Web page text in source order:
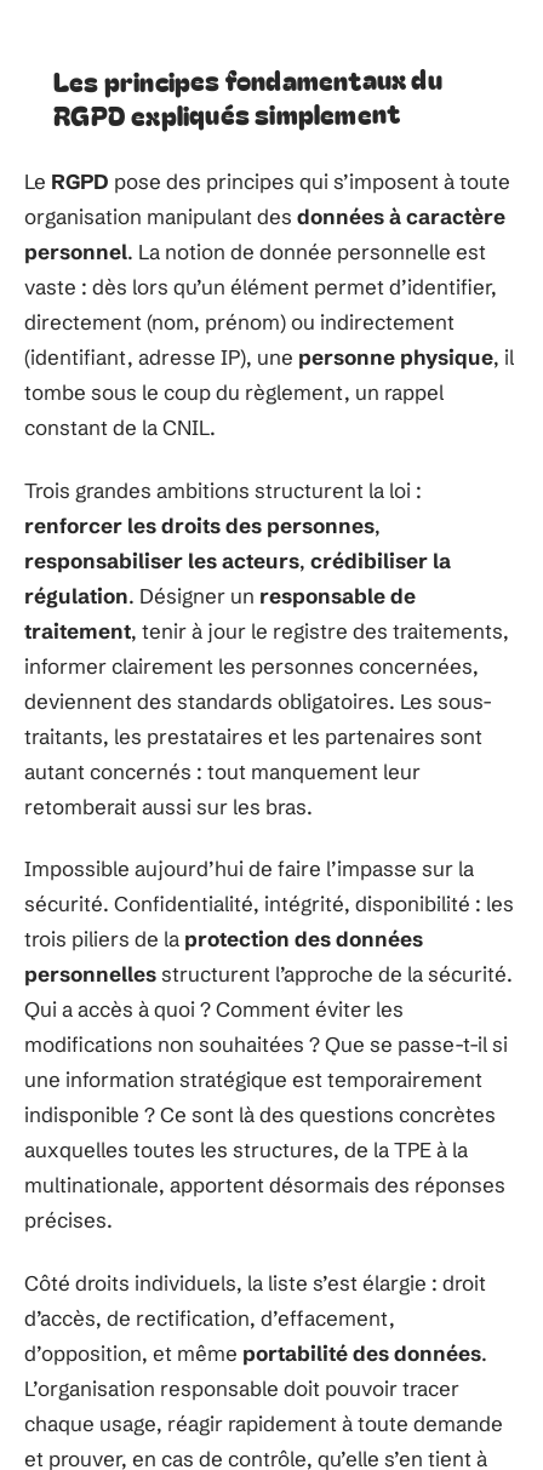
Les principes fondamentaux du
RGPD expliqués simplement
Le RGPD pose des principes qui s’imposent à toute
organisation manipulant des données à caractère
personnel. La notion de donnée personnelle est
vaste : dès lors qu’un élément permet d’identifier,
directement (nom, prénom) ou indirectement
(identifiant, adresse IP), une personne physique, il
tombe sous le coup du règlement, un rappel
constant de la CNIL.
Trois grandes ambitions structurent la loi :
renforcer les droits des personnes,
responsabiliser les acteurs, crédibiliser la
régulation. Désigner un responsable de
traitement, tenir à jour le registre des traitements,
informer clairement les personnes concernées,
deviennent des standards obligatoires. Les sous-
traitants, les prestataires et les partenaires sont
autant concernés : tout manquement leur
retomberait aussi sur les bras.
Impossible aujourd’hui de faire l’impasse sur la
sécurité. Confidentialité, intégrité, disponibilité : les
trois piliers de la protection des données
personnellesstructurent l’approche de la sécurité.
Qui a accès à quoi ? Comment éviter les
modifications non souhaitées ? Que se passe-t-il si
une information stratégique est temporairement
indisponible ? Ce sont là des questions concrètes
auxquelles toutes les structures, de la TPE à la
multinationale, apportent désormais des réponses
précises.
Côté droits individuels, la liste s’est élargie : droit
d’accès, de rectification, d’effacement,
d’opposition, et même portabilité des données.
L’organisation responsable doit pouvoir tracer
chaque usage, réagir rapidement à toute demande
et prouver, en cas de contrôle, qu’elle s’en tient à